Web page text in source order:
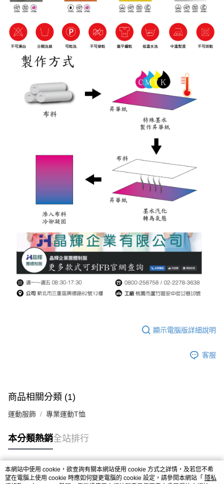
顯示電腦版詳細說明
客服
商品相關分類 (1)
運動服飾 專業運動T恤
本分類熱銷全站排行
熱門標籤
本網站中使用 cookie，欲查詢有關本網站使用 cookie 方式之詳情，及若您不希
望在電腦上使用 cookie 時應如何變更電腦的 cookie 設定，請參閱本網站「 隱私